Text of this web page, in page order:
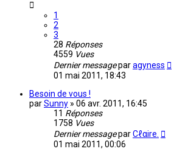
1
2
3
28 Réponses
4559 Vues
Dernier messageparagyness
01 mai 2011, 18:43
Besoin de vous !
parSunny » 06 avr. 2011, 16:45
11 Réponses
1758 Vues
Dernier messageparCℓαire.
01 mai 2011, 00:06